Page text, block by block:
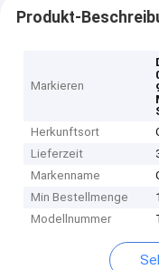
Produkt-
Markieren
Herkunftsort
Lieferzeit
Markenname
Min Bestellmenge
Modellnummer